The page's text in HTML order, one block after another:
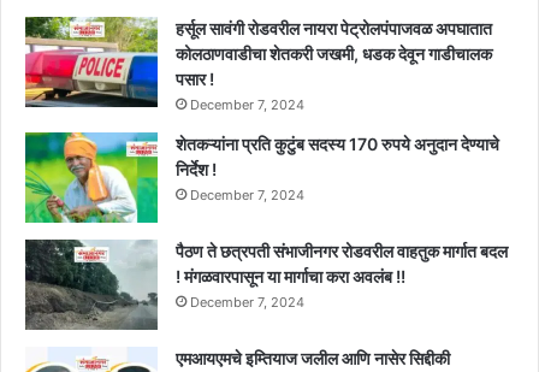
हर्सूल सावंगी रोडवरील नायरा पेट्रोलपंपाजवळ अपघातात
कोलठाणवाडीचा शेतकरी जखमी, धडक देवून गाडीचालक
पसार !
December 7, 2024
शेतकऱ्यांना प्रति कुटुंब सदस्य 170 रुपये अनुदान देण्याचे
निर्देश !
December 7, 2024
पैठण ते छत्रपती संभाजीनगर रोडवरील वाहतुक मार्गात बदल
! मंगळवारपासून या मार्गाचा करा अवलंब !!
December 7, 2024
एमआयएमचे इम्तियाज जलील आणि नासेर सिद्दीकी